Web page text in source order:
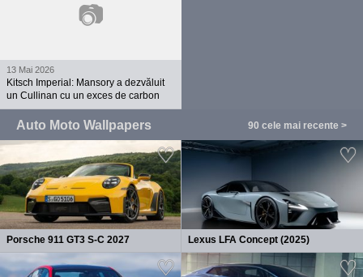
📷
13 Mai 2026
Kitsch Imperial: Mansory a dezvăluit
un Cullinan cu un exces de carbon
Auto Moto Wallpapers 90 cele mai recente >
Porsche 911 GT3 S-C 2027 Lexus LFA Concept (2025)